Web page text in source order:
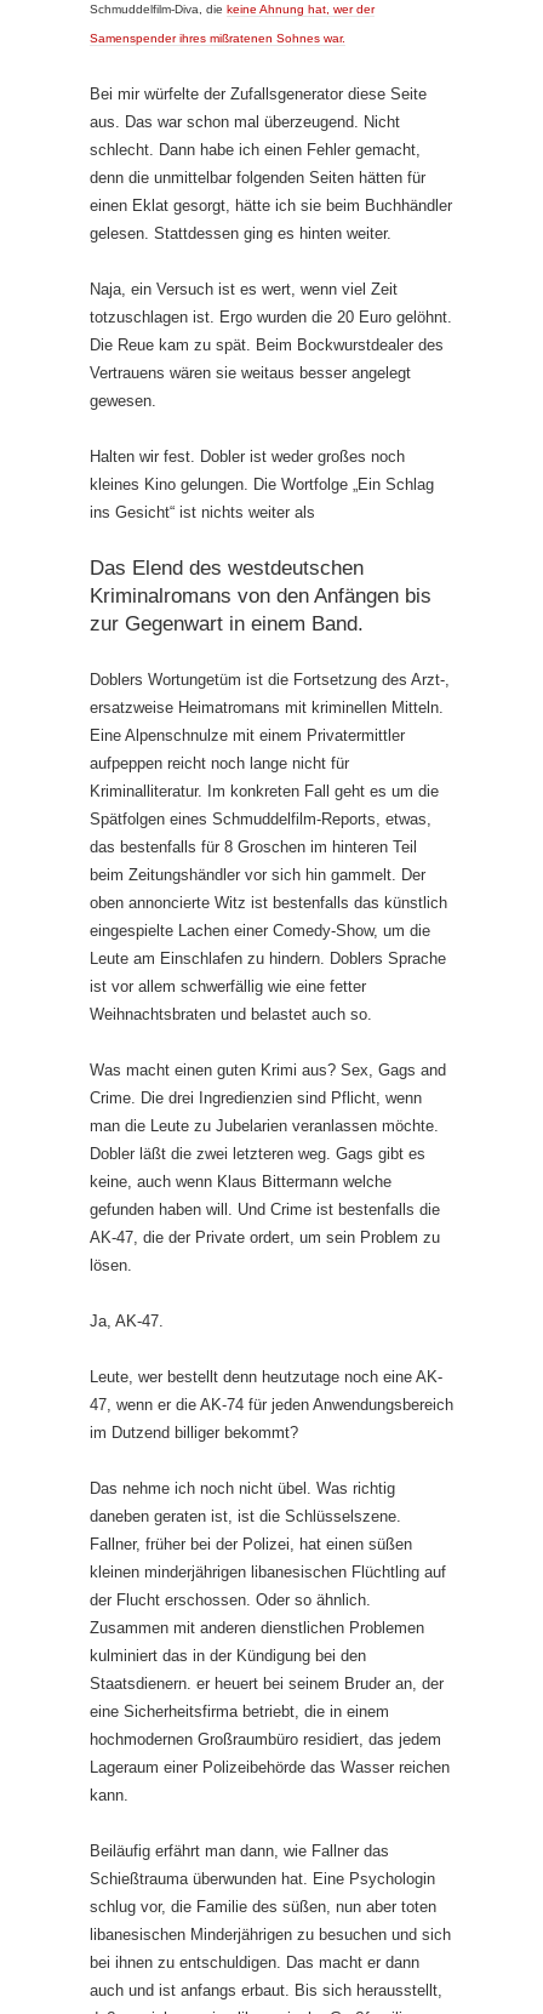
Schmuddelfilm-Diva, die keine Ahnung hat, wer der
Samenspender ihres mißratenen Sohnes war.
Bei mir würfelte der Zufallsgenerator diese Seite
aus. Das war schon mal überzeugend. Nicht
schlecht. Dann habe ich einen Fehler gemacht,
denn die unmittelbar folgenden Seiten hätten für
einen Eklat gesorgt, hätte ich sie beim Buchhändler
gelesen. Stattdessen ging es hinten weiter.
Naja, ein Versuch ist es wert, wenn viel Zeit
totzuschlagen ist. Ergo wurden die 20 Euro gelöhnt.
Die Reue kam zu spät. Beim Bockwurstdealer des
Vertrauens wären sie weitaus besser angelegt
gewesen.
Halten wir fest. Dobler ist weder großes noch
kleines Kino gelungen. Die Wortfolge „Ein Schlag
ins Gesicht“ ist nichts weiter als
Das Elend des westdeutschen
Kriminalromans von den Anfängen bis
zur Gegenwart in einem Band.
Doblers Wortungetüm ist die Fortsetzung des Arzt-,
ersatzweise Heimatromans mit kriminellen Mitteln.
Eine Alpenschnulze mit einem Privatermittler
aufpeppen reicht noch lange nicht für
Kriminalliteratur. Im konkreten Fall geht es um die
Spätfolgen eines Schmuddelfilm-Reports, etwas,
das bestenfalls für 8 Groschen im hinteren Teil
beim Zeitungshändler vor sich hin gammelt. Der
oben annoncierte Witz ist bestenfalls das künstlich
eingespielte Lachen einer Comedy-Show, um die
Leute am Einschlafen zu hindern. Doblers Sprache
ist vor allem schwerfällig wie eine fetter
Weihnachtsbraten und belastet auch so.
Was macht einen guten Krimi aus? Sex, Gags and
Crime. Die drei Ingredienzien sind Pflicht, wenn
man die Leute zu Jubelarien veranlassen möchte.
Dobler läßt die zwei letzteren weg. Gags gibt es
keine, auch wenn Klaus Bittermann welche
gefunden haben will. Und Crime ist bestenfalls die
AK-47, die der Private ordert, um sein Problem zu
lösen.
Ja, AK-47.
Leute, wer bestellt denn heutzutage noch eine AK-
47, wenn er die AK-74 für jeden Anwendungsbereich
im Dutzend billiger bekommt?
Das nehme ich noch nicht übel. Was richtig
daneben geraten ist, ist die Schlüsselszene.
Fallner, früher bei der Polizei, hat einen süßen
kleinen minderjährigen libanesischen Flüchtling auf
der Flucht erschossen. Oder so ähnlich.
Zusammen mit anderen dienstlichen Problemen
kulminiert das in der Kündigung bei den
Staatsdienern. er heuert bei seinem Bruder an, der
eine Sicherheitsfirma betriebt, die in einem
hochmodernen Großraumbüro residiert, das jedem
Lageraum einer Polizeibehörde das Wasser reichen
kann.
Beiläufig erfährt man dann, wie Fallner das
Schießtrauma überwunden hat. Eine Psychologin
schlug vor, die Familie des süßen, nun aber toten
libanesischen Minderjährigen zu besuchen und sich
bei ihnen zu entschuldigen. Das macht er dann
auch und ist anfangs erbaut. Bis sich herausstellt,